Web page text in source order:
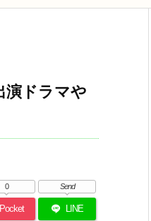
演ドラマや
Pocket
0
LINE
Send